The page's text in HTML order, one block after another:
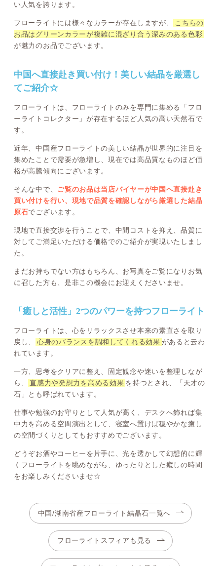
い人気を誇ります。
フローライトには様々なカラーが存在しますが、
こちらの
お品はグリーンカラーが複雑に混ざり合う深みのある色彩
が魅力のお品でございます。
中国へ直接赴き買い付け！美しい結晶を厳選し
てご紹介☆
フローライトは、フローライトのみを専門に集める「フロ
ーライトコレクター」が存在するほど人気の高い天然石で
す。
近年、中国産フローライトの美しい結晶が世界的に注目を
集めたことで需要が急増し、現在では高品質なものほど価
格が高騰傾向にございます。
そんな中で、 ご覧のお品は当店バイヤーが中国へ直接赴き
買い付けを行い、現地で品質を確認しながら厳選した結晶
原石でございます。
現地で直接交渉を行うことで、中間コストを抑え、品質に
対してご満足いただける価格でのご紹介が実現いたしまし
た。
まだお持ちでない方はもちろん、お写真をご覧になりお気
に召した方も、是非この機会にお迎えくださいませ。
「癒しと活性」2つのパワーを持つフローライト
フローライトは、心をリラックスさせ本来の素直さを取り
戻し、
心身のバランスを調和してくれる効果 があると云わ
れています。
一方、思考をクリアに整え、固定観念や迷いを整理しなが
ら、
直感力や発想力を高める効果 を持つとされ、「天才の
石」とも呼ばれています。
仕事や勉強のお守りとして人気が高く、デスクへ飾れば集
中力を高める空間演出として、寝室へ置けば穏やかな癒し
の空間づくりとしてもおすすめでございます。
どうぞお酒やコーヒーを片手に、光を透かして幻想的に輝
くフローライトを眺めながら、ゆったりとした癒しの時間
をお楽しみくださいませ☆
中国/湖南省産フローライト結晶石一覧へ
フローライトスフィアも見る